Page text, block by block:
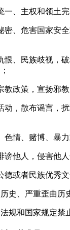
一、主权和领土完
密、危害国家安
恨、民族歧视，
教政策，宣扬邪教
动，散布谣言，
色情、赌博、暴
谤他人，侵害他人
德或者民族优秀文
史、严重歪曲历
规和国家规定禁